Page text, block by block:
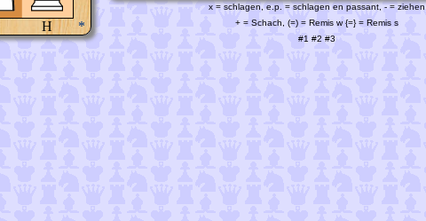
H *
x = schlagen, e.p. = schlagen en passant, - = ziehen
+ = Schach, (=) = Remis w {=} = Remis s
#1 #2 #3